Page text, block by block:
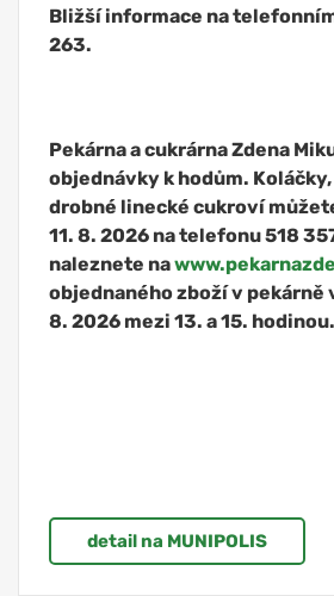
Bližší informace na
263.
Pekárna a cukrárna Zdena
objednávky k hodům.
drobné linecké cukroví
11. 8. 2026 na telefonu 518
naleznete na
objednaného zboží v pekárně
8. 2026 mezi 13. a 15. hodinou.
detail na MUNIPOLIS